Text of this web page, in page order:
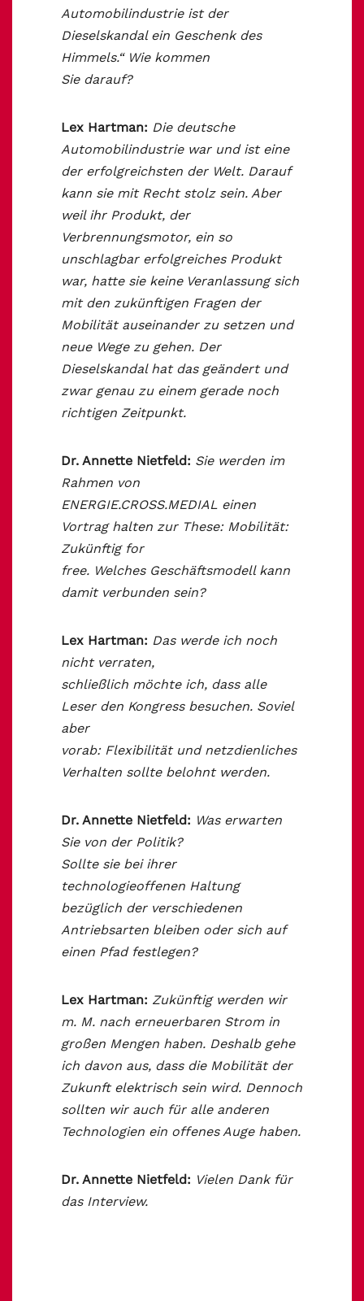
Automobilindustrie ist der
Dieselskandal ein Geschenk des
Himmels.“ Wie kommen
Sie darauf?
Lex Hartman: Die deutsche
Automobilindustrie war und ist eine
der erfolgreichsten der Welt. Darauf
kann sie mit Recht stolz sein. Aber
weil ihr Produkt, der
Verbrennungsmotor, ein so
unschlagbar erfolgreiches Produkt
war, hatte sie keine Veranlassung sich
mit den zukünftigen Fragen der
Mobilität auseinander zu setzen und
neue Wege zu gehen. Der
Dieselskandal hat das geändert und
zwar genau zu einem gerade noch
richtigen Zeitpunkt.
Dr. Annette Nietfeld: Sie werden im
Rahmen von
ENERGIE.CROSS.MEDIAL einen
Vortrag halten zur These: Mobilität:
Zukünftig for
free. Welches Geschäftsmodell kann
damit verbunden sein?
Lex Hartman: Das werde ich noch
nicht verraten,
schließlich möchte ich, dass alle
Leser den Kongress besuchen. Soviel
aber
vorab: Flexibilität und netzdienliches
Verhalten sollte belohnt werden.
Dr. Annette Nietfeld: Was erwarten
Sie von der Politik?
Sollte sie bei ihrer
technologieoffenen Haltung
bezüglich der verschiedenen
Antriebsarten bleiben oder sich auf
einen Pfad festlegen?
Lex Hartman: Zukünftig werden wir
m. M. nach erneuerbaren Strom in
großen Mengen haben. Deshalb gehe
ich davon aus, dass die Mobilität der
Zukunft elektrisch sein wird. Dennoch
sollten wir auch für alle anderen
Technologien ein offenes Auge haben.
Dr. Annette Nietfeld: Vielen Dank für
das Interview.